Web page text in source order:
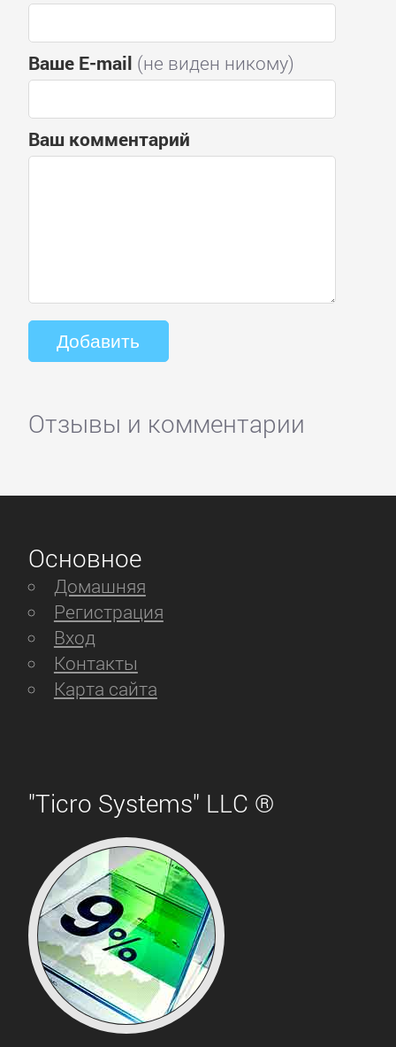
Ваше E-mail (не виден никому)
Ваш комментарий
Отзывы и комментарии
Основное
Домашняя
Регистрация
Вход
Контакты
Карта сайта
"Ticro Systems" LLC ®